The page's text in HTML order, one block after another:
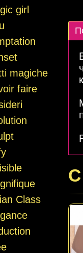
girl
magiche
faire
Class